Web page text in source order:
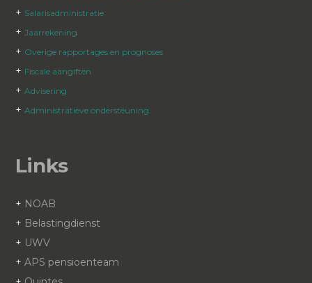
+ Salarisadministratie
+Jaarrekening
+ Overige rapportages en prognoses
+ Fiscale aangiften
+Advisering
+Administratieve ondersteuning
Links
+ NOAB
+ Belastingdienst
+ UWV
+APS pensioenteam